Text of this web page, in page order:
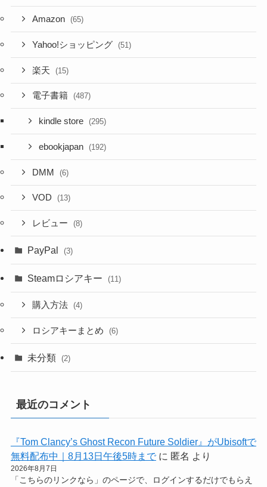
Amazon (65)
Yahoo!ショッピング (51)
楽天 (15)
電子書籍 (487)
kindle store (295)
ebookjapan (192)
DMM (6)
VOD (13)
レビュー (8)
PayPal (3)
Steamロシアキー (11)
購入方法 (4)
ロシアキーまとめ (6)
未分類 (2)
最近のコメント
『Tom Clancy’s Ghost Recon Future Soldier』がUbisoftで
無料配布中｜8月13日午後5時までに 匿名 より
2026年8月7日
「こちらのリンクなら」のページで、ログインするだけでもらえ